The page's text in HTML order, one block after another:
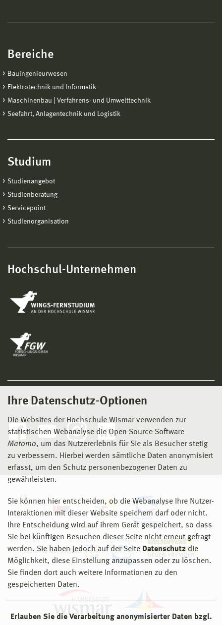
Ihre Datenschutz-Optionen
Die Websites der Hochschule Wismar verwenden zur
statistischen Webanalyse die Open-Source-Software
Matomo, um das Nutzererlebnis für Sie als Besucher stetig
zu verbessern. Hierbei werden sämtliche Daten anonymisiert
erfasst, um den Schutz personenbezogener Daten zu
gewährleisten.
Sie können hier entscheiden, ob die Webanalyse Ihre Nutzer-
Interaktionen mit dieser Website speichern darf oder nicht.
Ihre Entscheidung wird auf ihrem Gerät gespeichert, so dass
Sie bei künftigen Besuchen dieser Seite nicht erneut gefragt
werden. Sie haben jedoch auf der Seite Datenschutz die
Möglichkeit, diese Einstellung anzupassen oder zu löschen.
Sie finden dort auch weitere Informationen zu den
gespeicherten Daten.
Erlauben Sie die Verarbeitung anonymisierter Daten bzgl.
Bereiche
Bauingenieurwesen
Elektrotechnik und Informatik
Maschinenbau | Verfahrens- und Umwelttechnik
Seefahrt, Anlagentechnik und Logistik
Studium
Studienangebot
Studienberatung
Servicepoint
Studienorganisation
Hochschul-Unternehmen
Social Media